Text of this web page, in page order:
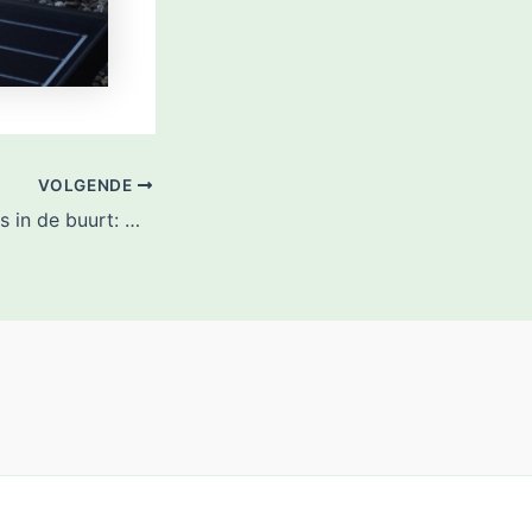
VOLGENDE
Duurzame doeners in de buurt: Gerhard Barendsen